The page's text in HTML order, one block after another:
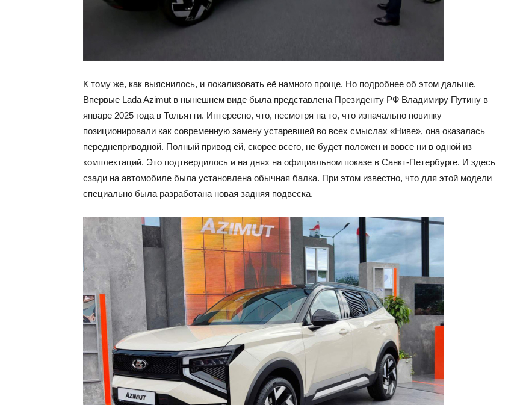
К тому же, как выяснилось, и локализовать её намного проще. Но подробнее об этом дальше.
Впервые Lada Azimut в нынешнем виде была представлена Президенту РФ Владимиру Путину в
январе 2025 года в Тольятти. Интересно, что, несмотря на то, что изначально новинку
позиционировали как современную замену устаревшей во всех смыслах «Ниве», она оказалась
переднеприводной. Полный привод ей, скорее всего, не будет положен и вовсе ни в одной из
комплектаций. Это подтвердилось и на днях на официальном показе в Санкт-Петербурге. И здесь
сзади на автомобиле была установлена обычная балка. При этом известно, что для этой модели
специально была разработана новая задняя подвеска.